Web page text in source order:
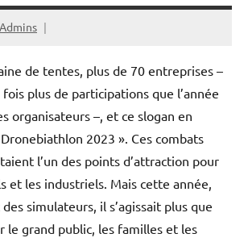
Admins
de tentes, plus de 70 entreprises –
plus de participations que l’année
organisateurs –, et ce slogan en
2023 ». Ces combats
l’un des points d’attraction pour
et les industriels. Mais cette année,
simulateurs, il s’agissait plus que
le grand public, les familles et les